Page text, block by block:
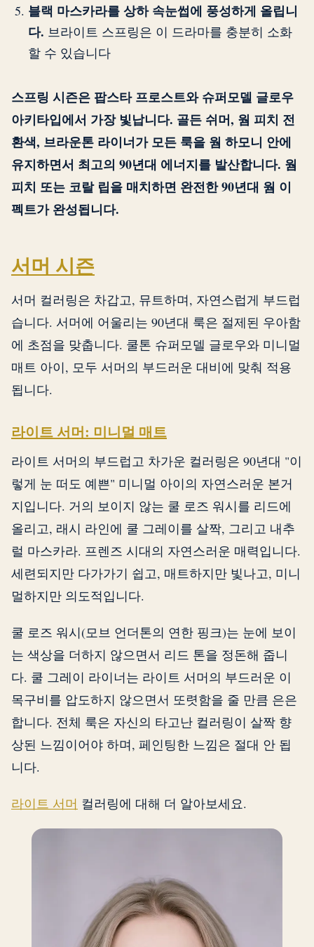
블랙 마스카라를 상하 속눈썹에 풍성하게 올립니
다. 브라이트 스프링은 이 드라마를 충분히 소화
할 수 있습니다
스프링 시즌은 팝스타 프로스트와 슈퍼모델 글로우
아키타입에서 가장 빛납니다. 골든 쉬머, 웜 피치 전
환색, 브라운톤 라이너가 모든 룩을 웜 하모니 안에
유지하면서 최고의 90년대 에너지를 발산합니다. 웜
피치 또는 코랄 립을 매치하면 완전한 90년대 웜 이
펙트가 완성됩니다.
서머 시즌
서머 컬러링은 차갑고, 뮤트하며, 자연스럽게 부드럽
습니다. 서머에 어울리는 90년대 룩은 절제된 우아함
에 초점을 맞춥니다. 쿨톤 슈퍼모델 글로우와 미니멀
매트 아이, 모두 서머의 부드러운 대비에 맞춰 적용
됩니다.
라이트 서머: 미니멀 매트
라이트 서머의 부드럽고 차가운 컬러링은 90년대 "이
렇게 눈 떠도 예쁜" 미니멀 아이의 자연스러운 본거
지입니다. 거의 보이지 않는 쿨 로즈 워시를 리드에
올리고, 래시 라인에 쿨 그레이를 살짝, 그리고 내추
럴 마스카라. 프렌즈 시대의 자연스러운 매력입니다.
세련되지만 다가가기 쉽고, 매트하지만 빛나고, 미니
멀하지만 의도적입니다.
쿨 로즈 워시(모브 언더톤의 연한 핑크)는 눈에 보이
는 색상을 더하지 않으면서 리드 톤을 정돈해 줍니
다. 쿨 그레이 라이너는 라이트 서머의 부드러운 이
목구비를 압도하지 않으면서 또렷함을 줄 만큼 은은
합니다. 전체 룩은 자신의 타고난 컬러링이 살짝 향
상된 느낌이어야 하며, 페인팅한 느낌은 절대 안 됩
니다.
라이트 서머 컬러링에 대해 더 알아보세요.